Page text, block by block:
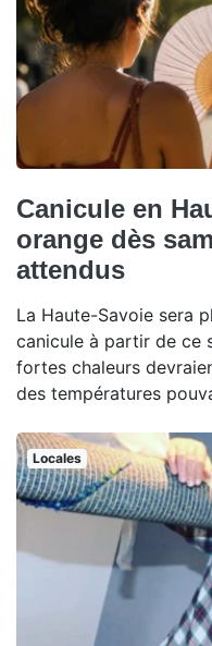
Canicule en
orange dès
attendus
La Haute-Savoie sera
canicule à partir de ce
fortes chaleurs
des températures
Locales